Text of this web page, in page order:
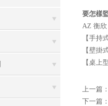
要怎樣
AZ 衡
【手持
【壁掛
【桌上
上一篇
下一篇